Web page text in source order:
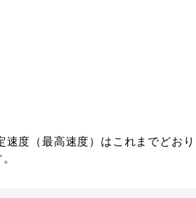
速度（最高速度）はこれまでどおり